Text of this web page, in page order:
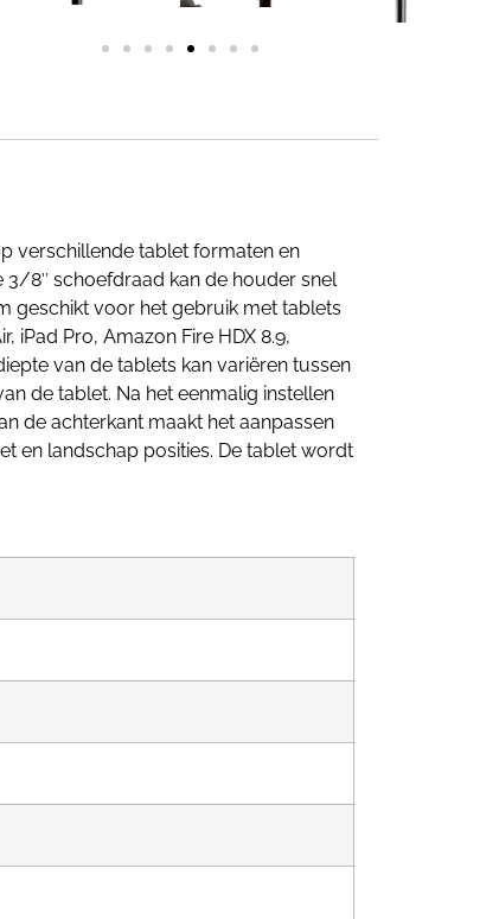
verschillende tablet formaten en
3/8″ schoefdraad kan de houder snel
geschikt voor het gebruik met tablets
iPad Pro, Amazon Fire HDX 8.9,
van de tablets kan variëren tussen
de tablet. Na het eenmalig instellen
de achterkant maakt het aanpassen
en landschap posities. De tablet wordt